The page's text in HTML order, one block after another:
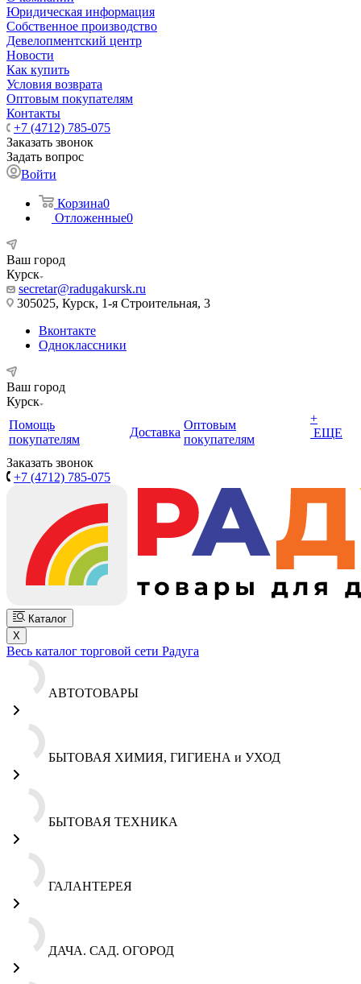
Юридическая информация
Собственное производство
Девелопментский центр
Новости
Как купить
Условия возврата
Оптовым покупателям
Контакты
+7 (4712) 785-075
Заказать звонок
Задать вопрос
Войти
Корзина0
Отложенные0
Ваш город
Курск
secretar@radugakursk.ru
305025, Курск, 1-я Строительная, 3
Вконтакте
Одноклассники
Ваш город
Курск
Помощь
покупателям
Доставка
Оптовым
покупателям
+
ЕЩЕ
Заказать звонок
+7 (4712) 785-075
Каталог
X
Весь каталог торговой сети Радуга
АВТОТОВАРЫ
БЫТОВАЯ ХИМИЯ, ГИГИЕНА и УХОД
БЫТОВАЯ ТЕХНИКА
ГАЛАНТЕРЕЯ
ДАЧА. САД. ОГОРОД